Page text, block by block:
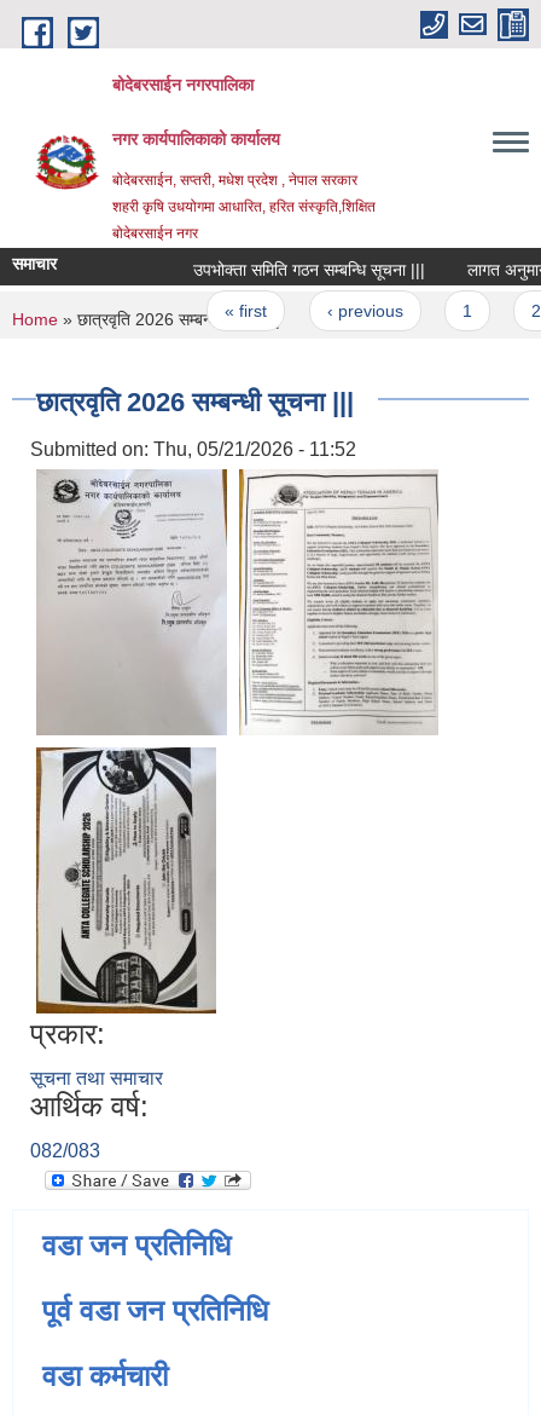
Skip to main content
बोदेबरसाईन नगरपालिका
नगर कार्यपालिकाको कार्यालय
बोदेबरसाईन, सप्तरी, मधेश प्रदेश , नेपाल सरकार
शहरी कृषि उधयोगमा आधारित, हरित संस्कृति,शिक्षित
बोदेबरसाईन नगर
समाचार उपभोक्ता समिति गठन सम्बन्धि सूचना ||| लागत अनुमान
Pages
« first ‹ previous
You are here
Home » छात्रवृति 2026 सम्बन्धी सूचना |||
छात्रवृति 2026 सम्बन्धी सूचना |||
Submitted on: Thu, 05/21/2026 - 11:52
प्रकार:
सूचना तथा समाचार
आर्थिक वर्ष:
082/083
वडा जन प्रतिनिधि
पूर्व वडा जन प्रतिनिधि
वडा कर्मचारी